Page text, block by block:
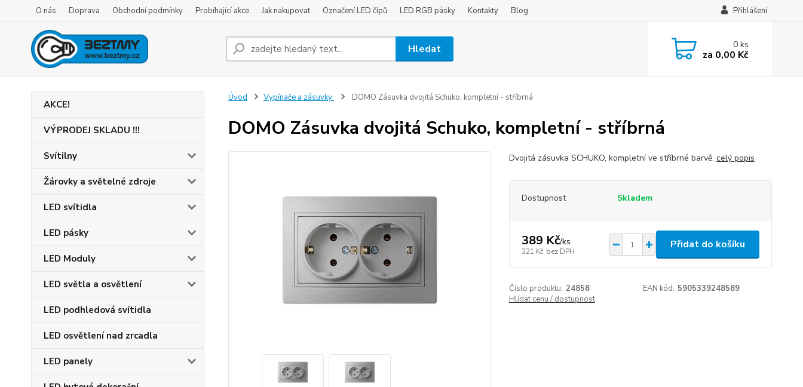
O nás Doprava Obchodní podmínky Probíhající akce Jak nakupovat Označení LED čipů LED RGB pásky Kontakty Blog Přihlášení
Hledat 0ks
za 0,00 Kč
AKCE!
VÝPRODEJ SKLADU !!!
Svítilny
Žárovky a světelné zdroje
LED svítidla
LED pásky
LED Moduly
LED světla a osvětlení
LED podhledová svítidla
LED osvětlení nad zrcadla
LED panely
Úvod Vypínače a zásuvky DOMO Zásuvka dvojitá Schuko, kompletní - stříbrná
DOMO Zásuvka dvojitá Schuko, kompletní - stříbrná
Dvojitá zásuvka SCHUKO, kompletní ve stříbrné barvě. celý popis
Dostupnost Skladem
389 Kč/ks
321 Kč bez DPH
Přidat do košíku
Číslo produktu: 24858 EAN kód: 5905339248589
Hlídat cenu / dostupnost